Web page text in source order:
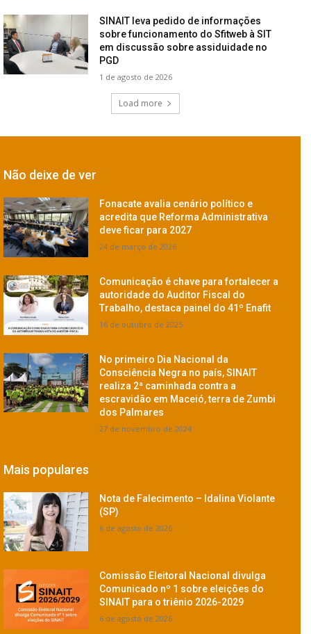
SINAIT leva pedido de informações
sobre funcionamento do Sfitweb à SIT
em discussão sobre assiduidade no
PGD
1 de agosto de 2026
Load more
Não deixe de ver
Fonacate avalia cenário político e
acredita que Reforma Administrativa
deve ficar para 2027
24 de março de 2026
Comunicação é chave para fortalecer a
autoridade do Auditor Fiscal do
Trabalho, destaca painel do 41º Enafit
16 de outubro de 2025
No primeiro Dia Nacional da
Consciência Negra no país, SINAIT
realiza 2ª caminhada contra a
escravidão em Maceió, terra de Zumbi
dos Palmares
27 de novembro de 2024
Mais populares
Nota de Falecimento – Idalina Violante
(SP)
6 de agosto de 2026
Comissão Eleitoral Nacional divulga
Comunicado nº 1 sobre eleições do
SINAIT para o triênio 2026-2029
6 de agosto de 2026